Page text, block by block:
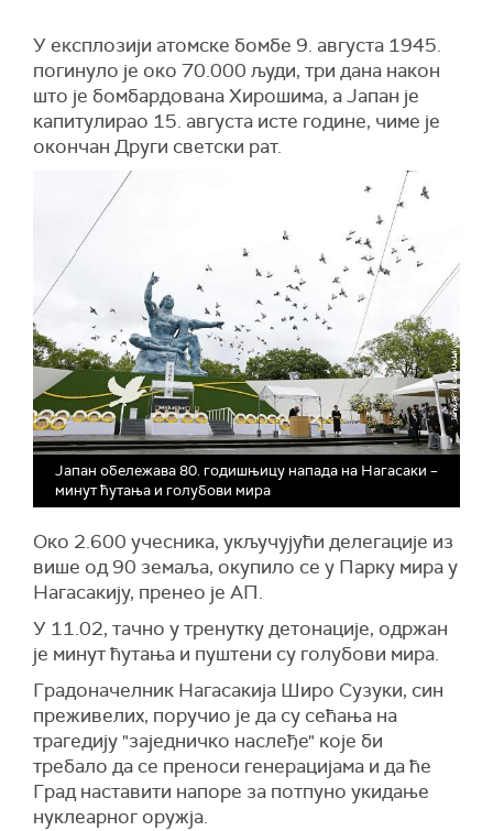
У експлозији атомске бомбе 9. августа 1945.
погинуло је око 70.000 људи, три дана након
што је бомбардована Хирошима, а Јапан је
капитулирао 15. августа исте године, чиме је
окончан Други светски рат.
Jапан обележава 80. годишњицу напада на Нагасаки –
минут ћутања и голубови мира
Око 2.600 учесника, укључујући делегације из
више од 90 земаља, окупило се у Парку мира у
Нагасакију, пренео је АП.
У 11.02, тачно у тренутку детонације, одржан
је минут ћутања и пуштени су голубови мира.
Градоначелник Нагасакија Широ Сузуки, син
преживелих, поручио је да су сећања на
трагедију "заједничко наслеђе" које би
требало да се преноси генерацијама и да ће
Град наставити напоре за потпуно укидање
нуклеарног оружја.